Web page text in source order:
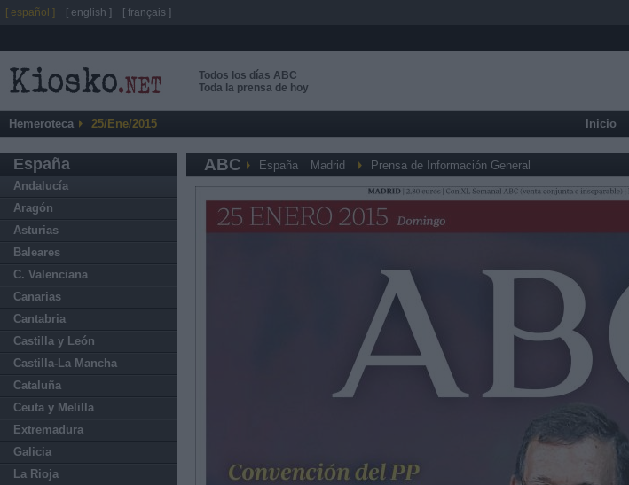
Todos los días ABC
Toda la prensa de hoy
Hemeroteca 25/Ene/2015 Inicio
España
Andalucía
Aragón
Asturias
Baleares
C. Valenciana
Canarias
Cantabria
Castilla y León
Castilla-La Mancha
Cataluña
Ceuta y Melilla
Extremadura
Galicia
La Rioja
ABC España Madrid Prensa de Información General
[ español ] [ english ] [ français ]